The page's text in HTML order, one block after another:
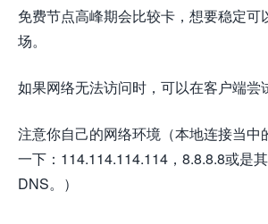
免费节点高峰期会比较卡，想要稳定可
场。
如果网络无法访问时，可以在客户端尝
注意你自己的网络环境（本地连接当中
一下：114.114.114.114，8.8.8.8或是
DNS。）